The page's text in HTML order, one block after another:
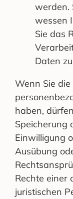
werden.
wessen
Sie das
Daten
Wenn Sie
haben,
Speicherung
Einwilligung
Ausübung
Rechte einer
juristischen